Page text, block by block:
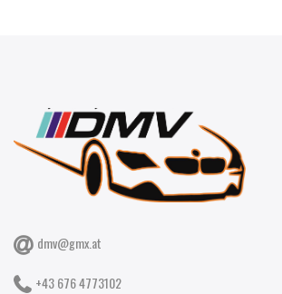
dmv@gmx.at
+43 676 4773102